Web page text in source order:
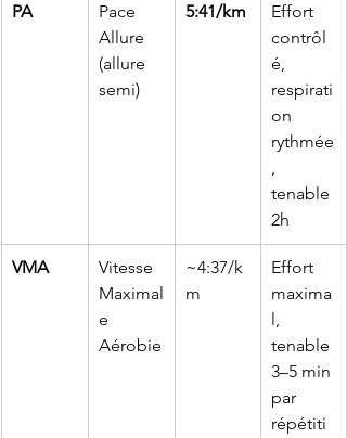
PA
Pace
Allure
(allure
semi)
5:41/km
Effort
contrôl
é,
respirati
on
rythmée
,
tenable
2h
VMA
Vitesse
Maximal
e
Aérobie
~4:37/k
m
Effort
maxima
l,
tenable
3–5 min
par
répétiti